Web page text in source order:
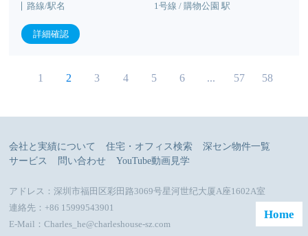
路線/駅名
1号線 / 購物公園 駅
詳細確認
1 2 3 4 5 6 ... 57 58
Home
会社と実績について 住宅・オフィス検索
深セン物件一覧
サービス
問い合わせ YouTube動画見学
アドレス：深圳市福田区彩田路3069号星河世纪大厦A座1602A室
連絡先：+86 15999543901
E-Mail：Charles_he@charleshouse-sz.com